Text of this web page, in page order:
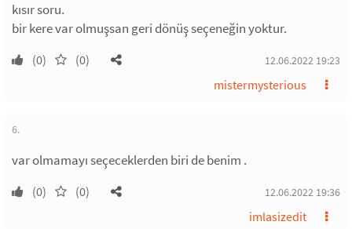
kısır soru.
bir kere var olmuşsan geri dönüş seçeneğin yoktur.
(0) (0) 12.06.2022 19:23
mistermysterious
6.
var olmamayı seçeceklerden biri de benim .
(0) (0) 12.06.2022 19:36
imlasizedit